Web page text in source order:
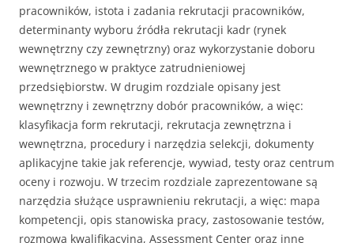
pracowników, istota i zadania rekrutacji pracowników,
determinanty wyboru źródła rekrutacji kadr (rynek
wewnętrzny czy zewnętrzny) oraz wykorzystanie doboru
wewnętrznego w praktyce zatrudnieniowej
przedsiębiorstw. W drugim rozdziale opisany jest
wewnętrzny i zewnętrzny dobór pracowników, a więc:
klasyfikacja form rekrutacji, rekrutacja zewnętrzna i
wewnętrzna, procedury i narzędzia selekcji, dokumenty
aplikacyjne takie jak referencje, wywiad, testy oraz centrum
oceny i rozwoju. W trzecim rozdziale zaprezentowane są
narzędzia służące usprawnieniu rekrutacji, a więc: mapa
kompetencji, opis stanowiska pracy, zastosowanie testów,
rozmowa kwalifikacyjna, Assessment Center oraz inne